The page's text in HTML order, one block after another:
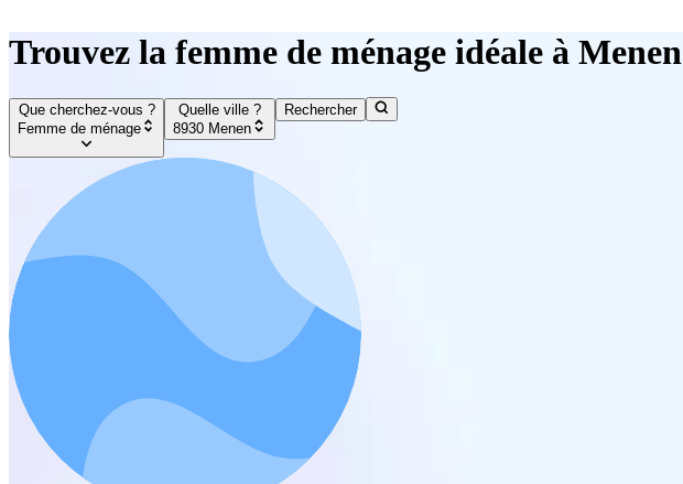
Trouvez la femme de ménage idéale à Menen
Que cherchez-vous ?
Femme de ménage
Quelle ville ?
8930 Menen
Rechercher